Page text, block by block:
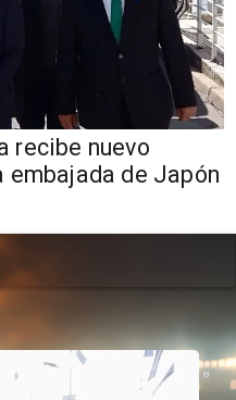
recibe nuevo
embajada de Japón